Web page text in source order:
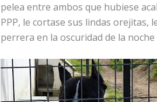
pelea entre ambos que hubiese
PPP, le cortase sus lindas
perrera en la oscuridad de la noche